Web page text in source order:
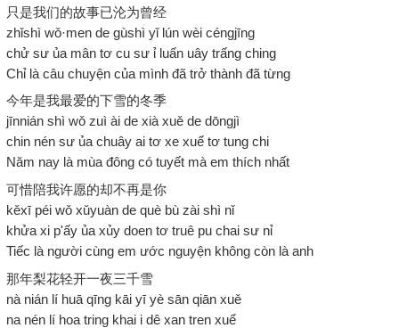
只是我们的故事已沦为曾经
zhǐshì wǒ·men de gùshì yǐ lún wèi céngjīng
chử sư ủa mân tơ cu sư ỉ luấn uây trấng ching
Chỉ là câu chuyện của mình đã trở thành đã từng
今年是我最爱的下雪的冬季
jīnnián shì wǒ zuì ài de xià xuě de dōngjì
chin nén sư ủa chuây ai tơ xe xuể tơ tung chi
Năm nay là mùa đông có tuyết mà em thích nhất
可惜陪我许愿的却不再是你
kěxī péi wǒ xǔyuàn de què bù zài shì nǐ
khửa xi p'ấy ủa xủy doen tơ truê pu chai sư nỉ
Tiếc là người cùng em ước nguyện không còn là anh
那年梨花轻开一夜三千雪
nà nián lí huā qīng kāi yī yè sān qiān xuě
na nén lí hoa tring khai i dê xan tren xuể